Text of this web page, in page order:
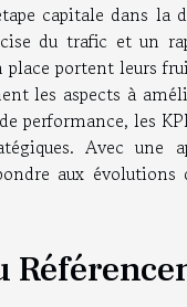
capitale dans
du trafic et un
portent leurs
les aspects à
performance, les
Avec
aux